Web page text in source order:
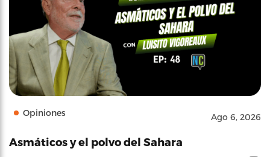
Opiniones Ago 6, 2026
Asmáticos y el polvo del Sahara